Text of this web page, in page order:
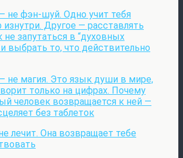
не фэн-шуй. Одно учит тебя
Другое — расставлять
не запутаться в “духовных
и выбрать то, что действительно
не магия. Это язык души в мире,
только на цифрах. Почему
человек возвращается к ней —
без таблеток
лечит. Она возвращает тебе